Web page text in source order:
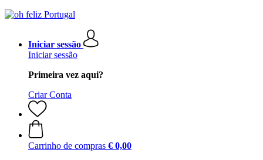
Iniciar sessão
Iniciar sessão
Primeira vez aqui?
Criar Conta
Carrinho de compras € 0,00